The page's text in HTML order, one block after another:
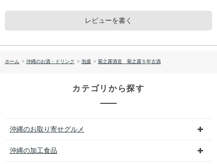
レビューを書く
ホーム > 沖縄のお酒・ドリンク > 泡盛 > 菊之露酒造 菊之露５年古酒
カテゴリから探す
沖縄のお取り寄せグルメ
沖縄の加工食品